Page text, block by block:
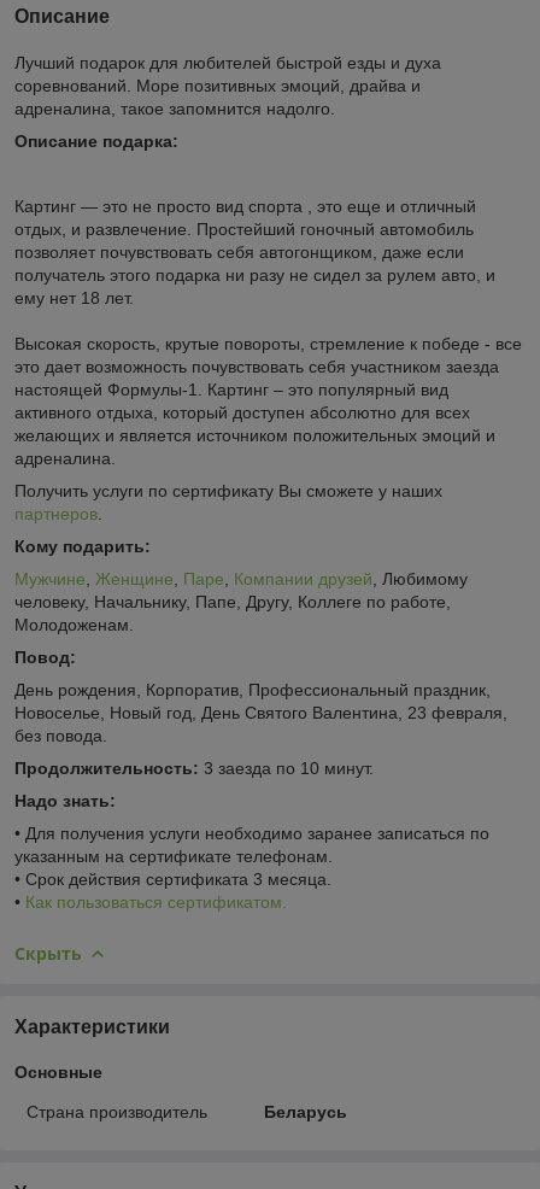
Описание
Лучший подарок для любителей быстрой езды и духа
соревнований. Море позитивных эмоций, драйва и
адреналина, такое запомнится надолго.
Описание подарка:
Картинг — это не просто вид спорта , это еще и отличный
отдых, и развлечение. Простейший гоночный автомобиль
позволяет почувствовать себя автогонщиком, даже если
получатель этого подарка ни разу не сидел за рулем авто, и
ему нет 18 лет.
Высокая скорость, крутые повороты, стремление к победе - все
это дает возможность почувствовать себя участником заезда
настоящей Формулы-1. Картинг – это популярный вид
активного отдыха, который доступен абсолютно для всех
желающих и является источником положительных эмоций и
адреналина.
Получить услуги по сертификату Вы сможете у наших
партнеров
Кому подарить:
Мужчине
Женщине Паре Компании друзей , Любимому
человеку, Начальнику, Папе, Другу, Коллеге по работе,
Молодоженам.
Повод:
День рождения, Корпоратив, Профессиональный праздник,
Новоселье, Новый год, День Святого Валентина, 23 февраля,
без повода.
Продолжительность: 3 заезда по 10 минут.
Надо знать:
• Для получения услуги необходимо заранее записаться по
указанным на сертификате телефонам.
• Срок действия сертификата 3 месяца.
• Как пользоваться сертификатом.
Скрыть
Характеристики
Основные
Страна производитель Беларусь